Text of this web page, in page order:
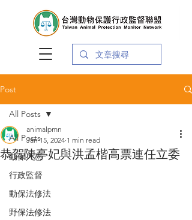
Post
All Posts
動保入憲
行政監督
動保法修法
野保法修法
All Posts
恭賀陳亭妃與洪孟楷高票連任立委
animalpmn
Jan 15, 2024 1 min read